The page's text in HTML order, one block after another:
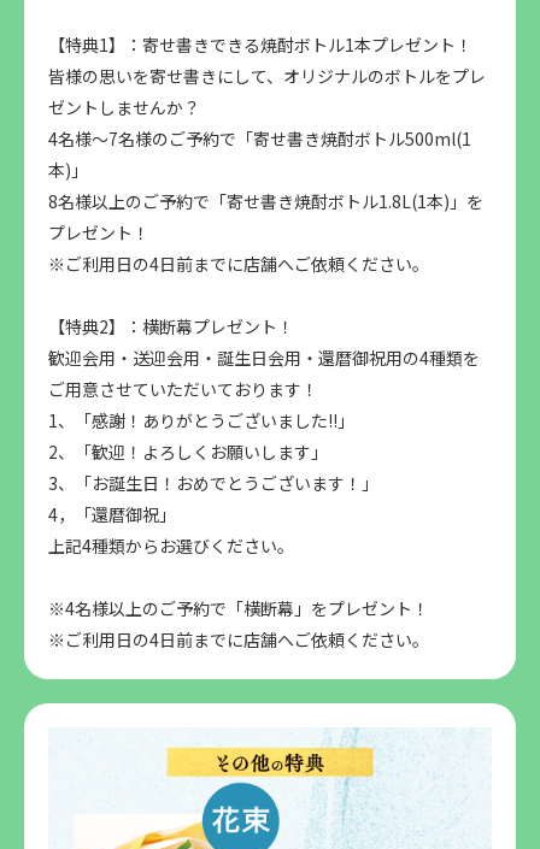
【特典1】：寄せ書きできる焼酎ボトル1本プレゼント！
皆様の思いを寄せ書きにして、オリジナルのボトルをプレ
ゼントしませんか？
4名様～7名様のご予約で「寄せ書き焼酎ボトル500ml(1
本)」
8名様以上のご予約で「寄せ書き焼酎ボトル1.8L(1本)」を
プレゼント！
※ご利用日の4日前までに店舗へご依頼ください。
【特典2】：横断幕プレゼント！
歓迎会用・送迎会用・誕生日会用・還暦御祝用の4種類を
ご用意させていただいております！
1、「感謝！ありがとうございました!!」
2、「歓迎！よろしくお願いします」
3、「お誕生日！おめでとうございます！」
4，「還暦御祝」
上記4種類からお選びください。
※4名様以上のご予約で「横断幕」をプレゼント！
※ご利用日の4日前までに店舗へご依頼ください。